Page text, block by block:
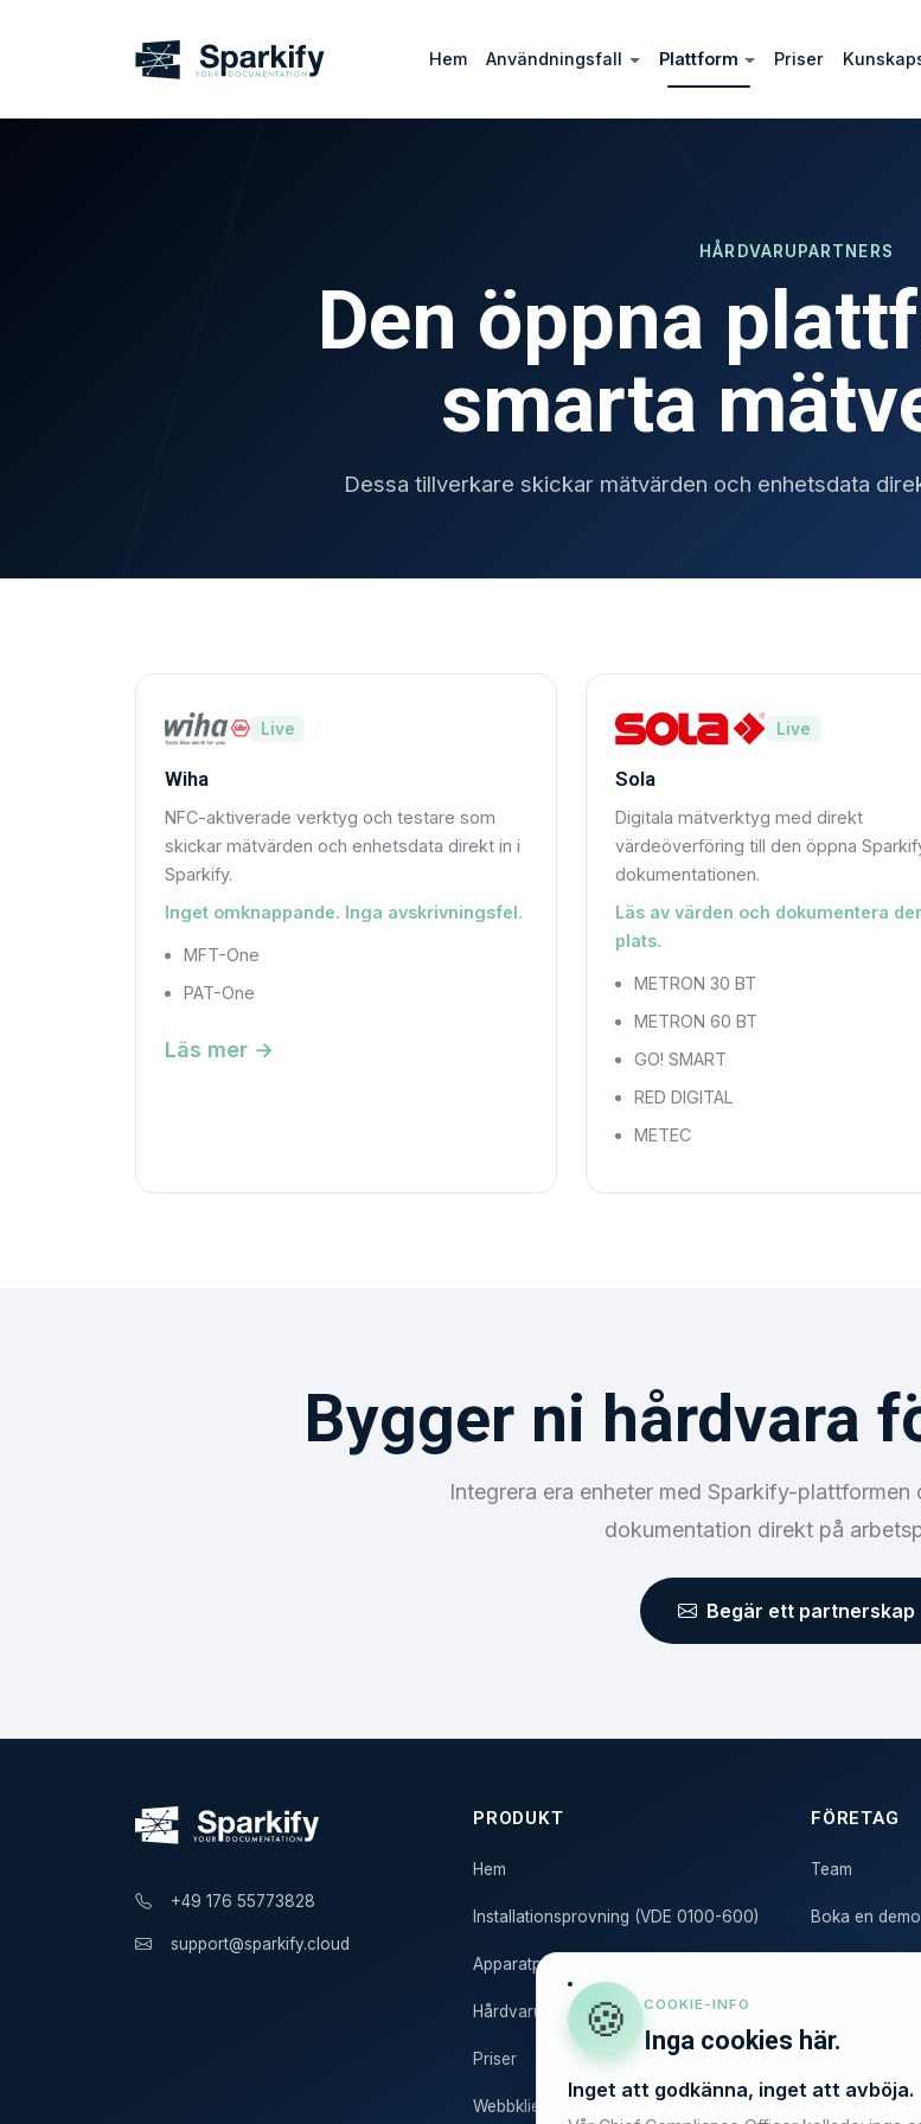
Hem Användningsfall Plattform Priser
🍪 COOKIE-INFO
Inga cookies här.
Inget att godkänna, inget att avböja.
HÅRDVARUPARTNERS
Den öppna
smarta
Dessa tillverkare skickar mätvärden och enhetsdata
Live
Wiha
NFC-aktiverade verktyg och testare som
skickar mätvärden och enhetsdata direkt in i
Sparkify.
Inget omknappande. Inga avskrivningsfel.
MFT-One
PAT-One
Läs mer →
Live
Sola
Digitala mätverktyg med direkt
värdeöverföring till den öppna
dokumentationen.
Läs av värden och dokumentera
plats.
METRON 30 BT
METRON 60 BT
GO! SMART
RED DIGITAL
METEC
Bygger ni hårdvara
Integrera era enheter med Sparkify-plattformen
dokumentation direkt på
Begär ett partnerskap
+49 176 55773828
support@sparkify.cloud
PRODUKT
Hem
Installationsprovning (VDE 0100-600)
Apparatprovning (VDE 0701/0702)
Hårdvarupartners
Priser
Webbklient
FÖRETAG
Team
Boka en demo